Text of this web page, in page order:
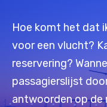
Hoe komt het dat
voor een vlucht?
reservering?
passagierslijst
antwoorden op de